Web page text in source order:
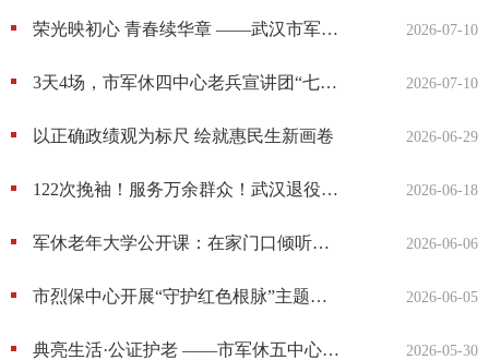
荣光映初心 青春续华章 ——武汉市军休五中心惠济路休干党支部与文华学院学生党支部联合开展“七一”主题党日活动 2026-07-10
3天4场，市军休四中心老兵宣讲团“七一”送课忙 2026-07-10
以正确政绩观为标尺 绘就惠民生新画卷 2026-06-29
122次挽袖！服务万余群众！武汉退役老兵的热血与担当 2026-06-18
军休老年大学公开课：在家门口倾听公益音乐会 2026-06-06
市烈保中心开展“守护红色根脉”主题党日活动 2026-06-05
典亮生活·公证护老 ——市军休五中心为军休干部送上“民法典宣传月”普法“暖心餐” 2026-05-30